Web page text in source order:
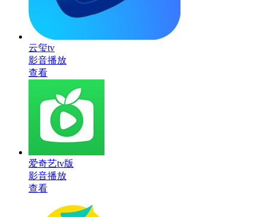
云玺tv
影音播放
查看
爱奇艺tv版
影音播放
查看